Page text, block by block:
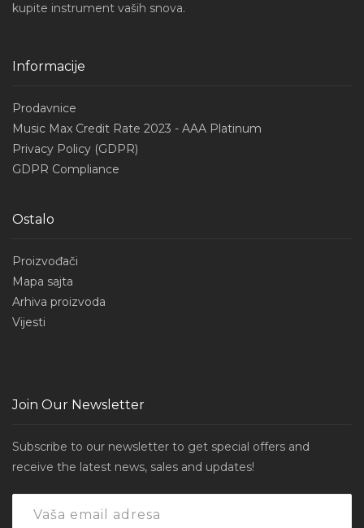
kupite instrument vaših snova.
Informacije
Prodavnice
Music Max Credit Rate 2023 - AAA Platinum
Privacy Policy (GDPR)
GDPR Compliance
Ostalo
Proizvođači
Mapa sajta
Arhiva proizvoda
Vijesti
Join Our Newsletter
Subscribe to our newsletter to get special offers and
receive the latest news, sales and updates!